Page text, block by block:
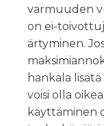
varmuuden
on ei-
ärtyminen.
hankala
voisi olla
käyttäminen